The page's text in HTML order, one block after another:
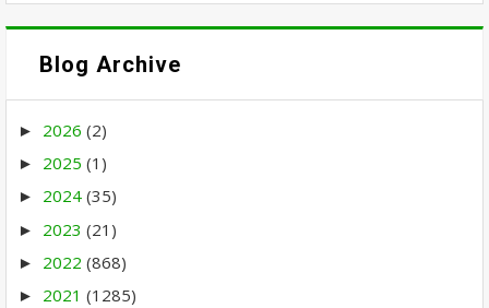
Blog Archive
► 2026 (2)
► 2025 (1)
► 2024 (35)
► 2023 (21)
► 2022 (868)
► 2021 (1285)